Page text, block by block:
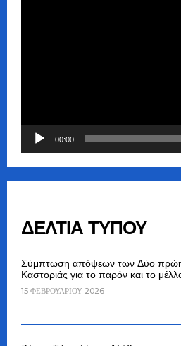
00:00
ΔΕΛΤΙΑ ΤΥΠΟΥ
Σύμπτωση απόψεων των Δύο
Καστοριάς για το παρόν και το
15 ΦΕΒΡΟΥΑΡΊΟΥ 2026